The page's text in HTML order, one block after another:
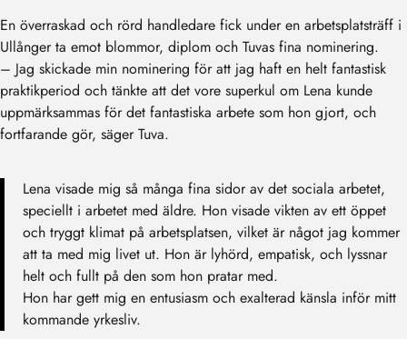
En överraskad och rörd handledare fick under en arbetsplatsträff i
Ullånger ta emot blommor, diplom och Tuvas fina nominering.
– Jag skickade min nominering för att jag haft en helt fantastisk
praktikperiod och tänkte att det vore superkul om Lena kunde
uppmärksammas för det fantastiska arbete som hon gjort, och
fortfarande gör, säger Tuva.
Lena visade mig så många fina sidor av det sociala arbetet,
speciellt i arbetet med äldre. Hon visade vikten av ett öppet
och tryggt klimat på arbetsplatsen, vilket är något jag kommer
att ta med mig livet ut. Hon är lyhörd, empatisk, och lyssnar
helt och fullt på den som hon pratar med.
Hon har gett mig en entusiasm och exalterad känsla inför mitt
kommande yrkesliv.